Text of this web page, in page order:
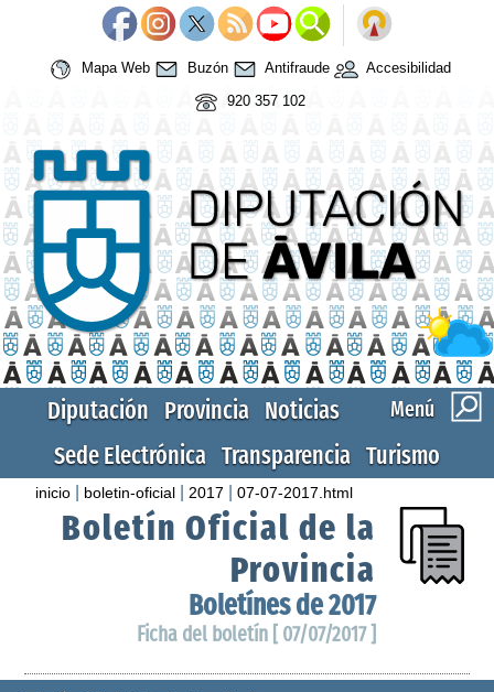
Mapa Web Buzón Antifraude
Accesibilidad
920 357 102
Menú
Diputación Provincia Noticias
Sede Electrónica Transparencia Turismo
inicio boletin-oficial 2017 |07-07-2017.html
Boletín Oficial de la
Provincia
Boletínes de 2017
Ficha del boletín [ 07/07/2017 ]